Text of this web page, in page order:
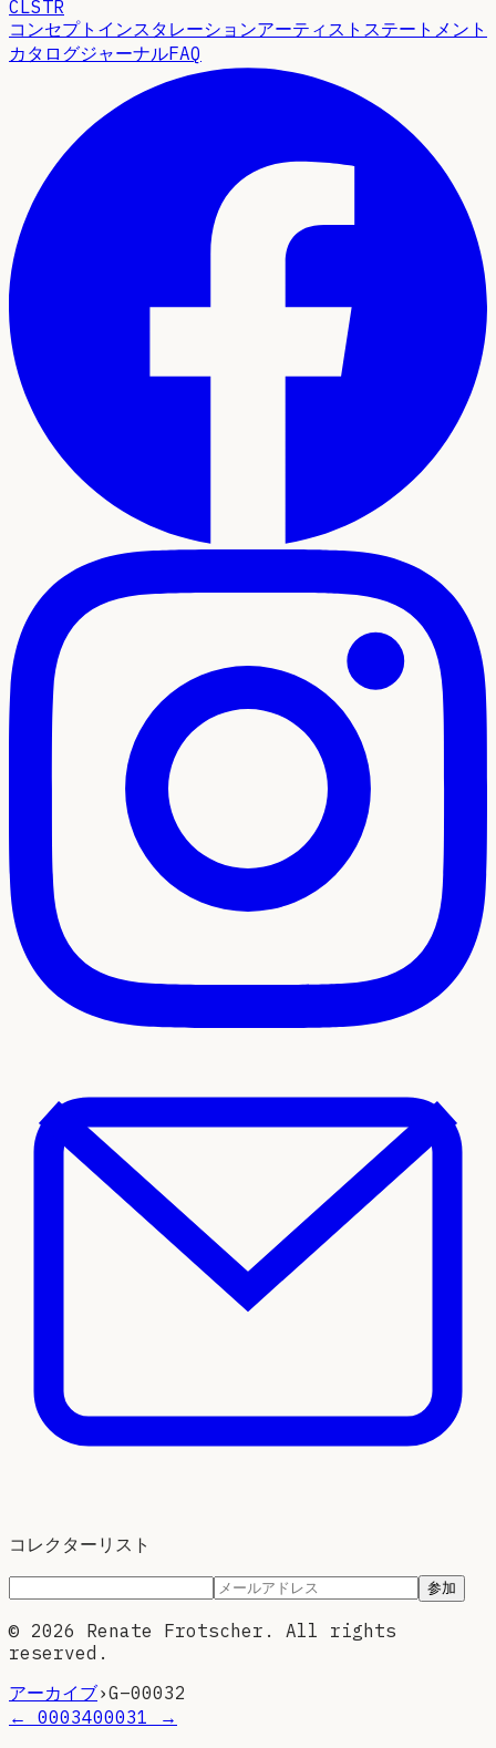
CLSTR
コンセプト インスタレーションアーティストステートメント
カタログジャーナルFAQ
コレクターリスト
参加
© 2026 Renate Frotscher. All rights
reserved.
アーカイブ›G–00032
← 0003400031 →